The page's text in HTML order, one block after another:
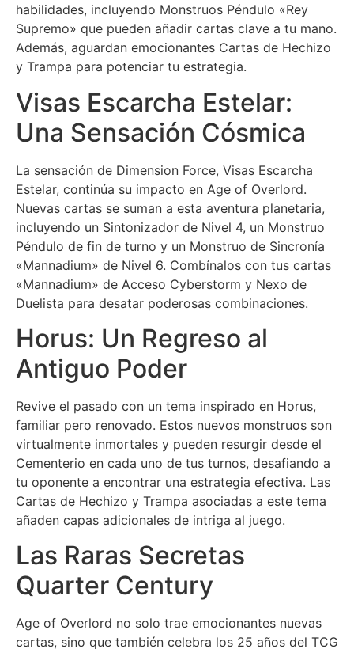
habilidades, incluyendo Monstruos Péndulo «Rey
Supremo» que pueden añadir cartas clave a tu mano.
Además, aguardan emocionantes Cartas de Hechizo
y Trampa para potenciar tu estrategia.
Visas Escarcha Estelar:
Una Sensación Cósmica
La sensación de Dimension Force, Visas Escarcha
Estelar, continúa su impacto en Age of Overlord.
Nuevas cartas se suman a esta aventura planetaria,
incluyendo un Sintonizador de Nivel 4, un Monstruo
Péndulo de fin de turno y un Monstruo de Sincronía
«Mannadium» de Nivel 6. Combínalos con tus cartas
«Mannadium» de Acceso Cyberstorm y Nexo de
Duelista para desatar poderosas combinaciones.
Horus: Un Regreso al
Antiguo Poder
Revive el pasado con un tema inspirado en Horus,
familiar pero renovado. Estos nuevos monstruos son
virtualmente inmortales y pueden resurgir desde el
Cementerio en cada uno de tus turnos, desafiando a
tu oponente a encontrar una estrategia efectiva. Las
Cartas de Hechizo y Trampa asociadas a este tema
añaden capas adicionales de intriga al juego.
Las Raras Secretas
Quarter Century
Age of Overlord no solo trae emocionantes nuevas
cartas, sino que también celebra los 25 años del TCG